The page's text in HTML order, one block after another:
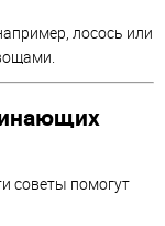
лосось или
советы помогут